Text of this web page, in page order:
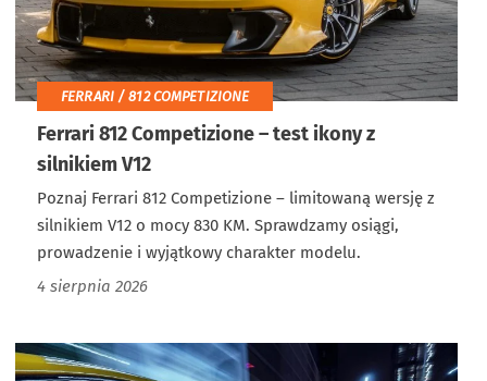
FERRARI / 812 COMPETIZIONE
Ferrari 812 Competizione – test ikony z
silnikiem V12
Poznaj Ferrari 812 Competizione – limitowaną wersję z
silnikiem V12 o mocy 830 KM. Sprawdzamy osiągi,
prowadzenie i wyjątkowy charakter modelu.
4 sierpnia 2026